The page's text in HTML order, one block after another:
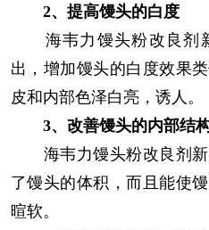
2、提高馒头的白度
海韦力馒头粉改良剂
出，增加馒头的白度效果
皮和内部色泽白亮，诱人。
3、改善馒头的内部结
海韦力馒头粉改良剂新
了馒头的体积，而且能使
暄软。